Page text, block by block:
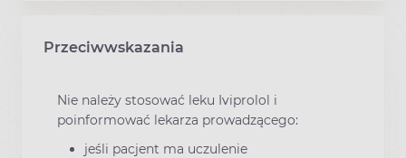
Przeciwwskazania
Nie należy stosować leku Iviprolol i
poinformować lekarza prowadzącego:
jeśli pacjent ma uczulenie